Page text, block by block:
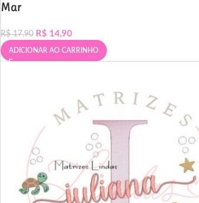
Mar
R$17,90 R$ 14,90
ADICIONAR AO CARRINHO